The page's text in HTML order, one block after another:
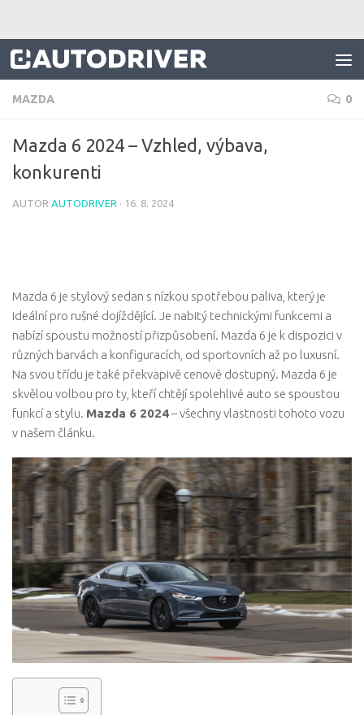
MAZDA 0
Mazda 6 2024 – Vzhled, výbava,
konkurenti
AUTOR AUTODRIVER · 16. 8. 2024
Mazda 6 je stylový sedan s nízkou spotřebou paliva, který je
ideální pro rušné dojíždějící. Je nabitý technickými funkcemi a
nabízí spoustu možností přizpůsobení. Mazda 6 je k dispozici v
různých barvách a konfiguracích, od sportovních až po luxusní.
Na svou třídu je také překvapivě cenově dostupný. Mazda 6 je
skvělou volbou pro ty, kteří chtějí spolehlivé auto se spoustou
funkcí a stylu. Mazda 6 2024– všechny vlastnosti tohoto vozu
v našem článku.